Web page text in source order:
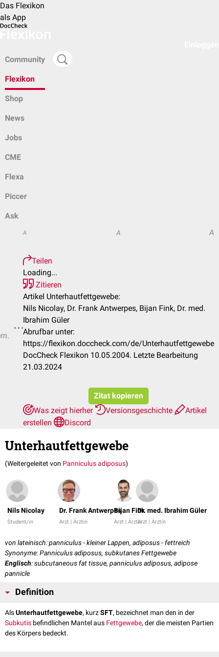
Das Flexikon
als App
Community
Flexikon
Shop
News
Jobs
CME
Flexa
Piccer
Ask
A A A
Teilen
Loading...
Zitieren
Artikel Unterhautfettgewebe:
Nils Nicolay, Dr. Frank Antwerpes, Bijan Fink, Dr. med.
Ibrahim Güler
Abrufbar unter:
https://flexikon.doccheck.com/de/Unterhautfettgewebe
DocCheck Flexikon 10.05.2004. Letzte Bearbeitung
21.03.2024
Zitat kopieren
Was zeigt hierher
Versionsgeschichte
Artikel
erstellen
Discord
Unterhautfettgewebe
(Weitergeleitet von Panniculus adiposus)
Nils Nicolay
Student/in
Dr. Frank Antwerpes
Arzt | Ärztin
Bijan Fink
Arzt | Ärztin
Dr. med. Ibrahim Güler
Arzt | Ärztin
von lateinisch: panniculus - kleiner Lappen, adiposus - fettreich
Synonyme: Panniculus adiposus, subkutanes Fettgewebe
Englisch: subcutaneous fat tissue, panniculus adiposus, adipose
pannicle
Definition
AlsUnterhautfettgewebe, kurzSFT, bezeichnet man den in der
Subkutis befindlichen Mantel aus Fettgewebe, der die meisten Partien
des Körpers bedeckt.